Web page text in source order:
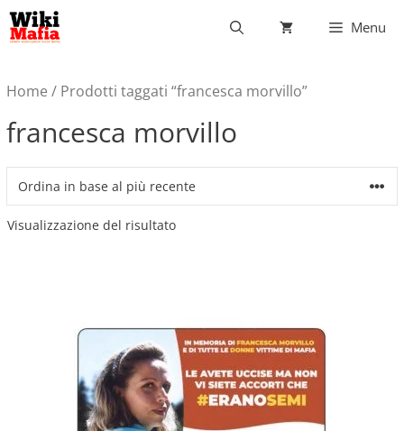
Vai
al
Menu
Home / Prodotti taggati “francesca morvillo”
francesca morvillo
Visualizzazione del risultato